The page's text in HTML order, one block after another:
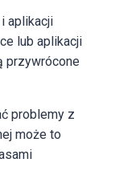
aplikacji
lub aplikacji
przywrócone
problemy z
może to